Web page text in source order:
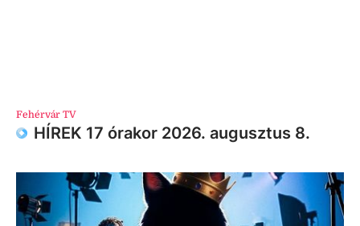
Fehérvár TV
HÍREK 17 órakor 2026. augusztus 8.